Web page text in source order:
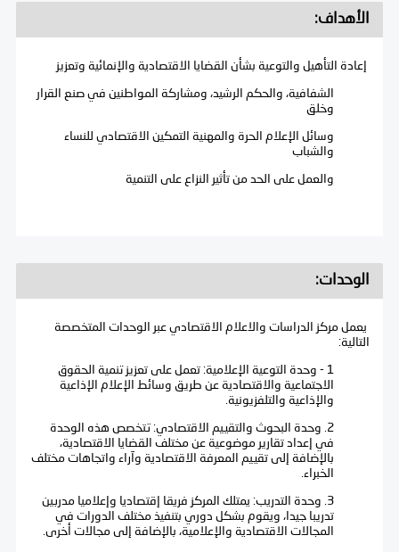
الأهداف:
إعادة التأهيل والتوعية بشأن القضايا الاقتصادية والإنمائية وتعزيز
الشفافية، والحكم الرشيد، ومشاركة المواطنين في صنع القرار
وخلق
وسائل الإعلام الحرة والمهنية التمكين الاقتصادي للنساء
والشباب
والعمل على الحد من تأثير النزاع على التنمية
الوحدات:
يعمل مركز الدراسات والاعلام الاقتصادي عبر الوحدات المتخصصة
التالية:
1 - وحدة التوعية الإعلامية: تعمل على تعزيز تنمية الحقوق
الاجتماعية والاقتصادية عن طريق وسائط الإعلام الإذاعية
والإذاعية والتلفزيونية.
2. وحدة البحوث والتقييم الاقتصادي: تتخصص هذه الوحدة
في إعداد تقارير موضوعية عن مختلف القضايا الاقتصادية،
بالإضافة إلى تقييم المعرفة الاقتصادية وآراء واتجاهات مختلف
الخبراء.
3. وحدة التدريب: يمتلك المركز فريقا إقتصاديا وإعلاميا مدربين
تدريبا جيدا، ويقوم بشكل دوري بتنفيذ مختلف الدورات في
المجالات الاقتصادية والإعلامية، بالإضافة إلى مجالات أخرى.